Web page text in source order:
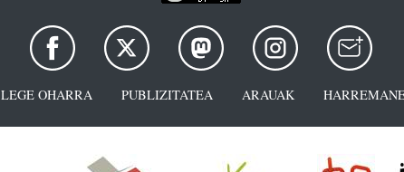
LEGE OHARRA PUBLIZITATEA ARAUAK